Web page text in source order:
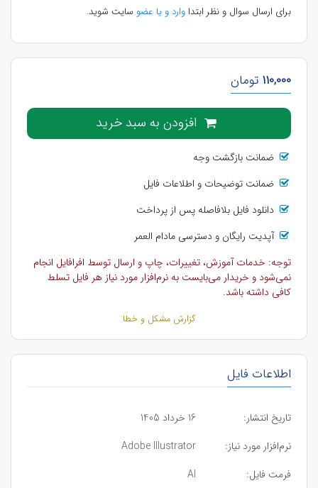
برای ارسال سوال و نظر ابتداوارد و یا عضو سایت شوید.
110,000 تومان
افزودن به سبد خرید
ضمانت بازگشت وجه
ضمانت توضیحات و اطلاعات فایل
دانلود فایل بلافاصله پس از پرداخت
آپدیت رایگان و دسترسی مادام العمر
توجه: خدمات آموزش، تغییرات، چاپ و ارسال توسط افرافایل انجام
نمی‌شود و خریدار می‌بایست به نرم‌افزار مورد نیاز هر فایل تسلط
کافی داشته باشد.
گزارش مشکل و خطا
اطلاعات فایل
تاریخ انتشار:
16 خرداد 1405
نرم‌افزار مورد نیاز:
Adobe Illustrator
فرمت فایل:
AI